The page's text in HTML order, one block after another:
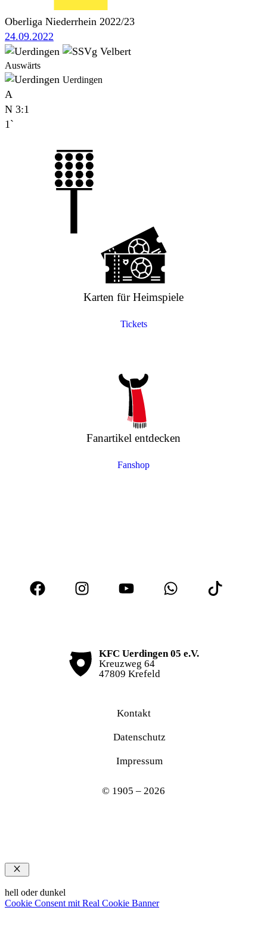
Oberliga Niederrhein 2022/23
24.09.2022
Auswärts
Uerdingen
A
N 3:1
1`
Karten für Heimspiele
Tickets
Fanartikel entdecken
Fanshop
KFC Uerdingen 05 e.V.
Kreuzweg 64
47809 Krefeld
Kontakt
Datenschutz
Impressum
© 1905 – 2026
Schließen
hell oder dunkel
Cookie Consent mit Real Cookie Banner